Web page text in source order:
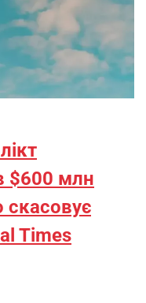
$600 млн
Times